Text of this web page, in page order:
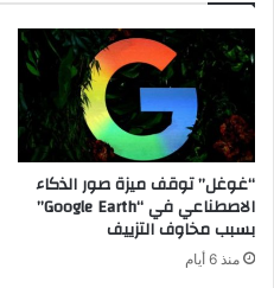
“غوغل” توقف ميزة صور الذكاء
الاصطناعي في “Google Earth”
بسبب مخاوف التزييف
منذ 6 أيام